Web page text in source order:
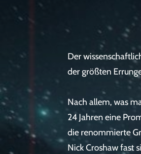
Der
der größten
Nach allem, was
24 Jahren eine
die renommierte
Nick Croshaw fast